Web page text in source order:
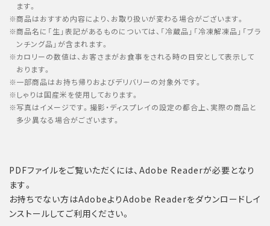
ます。
商品はおすすめ内容により、お取り扱いが変わる場合がございます。
商品名に「生」表記があるものについては、「冷蔵品」「冷凍解凍品」「ブラ
ンチング品」が含まれます。
カロリーの数値は、お客さまがお食事をされる時の目安として表示して
おります。
一部商品はお持ち帰りおよびデリバリーの対象外です。
しゃりは国産米を使用しております。
写真はイメージです。撮影・ディスプレイの設定の都合上、実際の商品と
多少異なる場合がございます。
PDFファイルをご覧いただくには、Adobe Readerが必要となり
ます。
お持ちでない方はAdobeよりAdobe Readerをダウンロードしイ
ンストールしてご利用ください。